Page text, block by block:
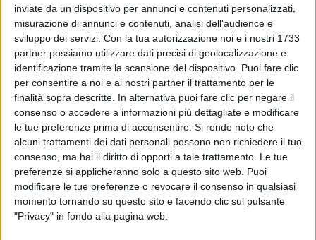
inviate da un dispositivo per annunci e contenuti personalizzati,
misurazione di annunci e contenuti, analisi dell'audience e
sviluppo dei servizi. Con la tua autorizzazione noi e i nostri 1733
partner possiamo utilizzare dati precisi di geolocalizzazione e
identificazione tramite la scansione del dispositivo. Puoi fare clic
per consentire a noi e ai nostri partner il trattamento per le
finalità sopra descritte. In alternativa puoi fare clic per negare il
consenso o accedere a informazioni più dettagliate e modificare
le tue preferenze prima di acconsentire. Si rende noto che
alcuni trattamenti dei dati personali possono non richiedere il tuo
consenso, ma hai il diritto di opporti a tale trattamento. Le tue
preferenze si applicheranno solo a questo sito web. Puoi
modificare le tue preferenze o revocare il consenso in qualsiasi
momento tornando su questo sito e facendo clic sul pulsante
"Privacy" in fondo alla pagina web.
Primo giorno di scuola: da Ermal Meta a
Emma, l’in bocca al lupo della musica
Tantissimi i post dei cantanti per fare coraggio a
ragazzi e genitori
diAndrea Daz